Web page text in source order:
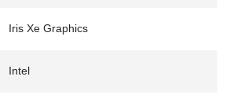
Iris Xe Graphics
Intel